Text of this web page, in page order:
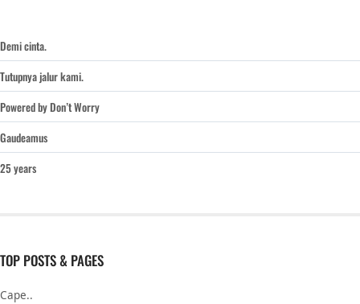
Demi cinta.
Tutupnya jalur kami.
Powered by Don’t Worry
Gaudeamus
25 years
TOP POSTS & PAGES
Cape..